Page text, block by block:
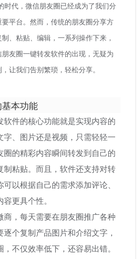
时代，微信朋友圈已经成为了我们分
平台。然而，传统的朋友圈分享方
、粘贴、编辑，一系列操作下来，
友圈一键转发软件的出现，无疑为
让我们告别繁琐，轻松分享。
本功能
软件的核心功能就是实现内容的
字、图片还是视频，只需轻轻一
圈的精彩内容瞬间转发到自己的
制粘贴。而且，软件还支持对转
以根据自己的需求添加评论、
更具个性。
商，每天需要在朋友圈推广各种
个复制产品图片和介绍文字，
不仅效率低下，还容易出错。